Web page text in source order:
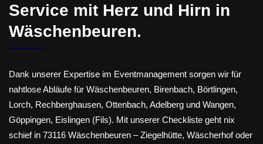
Service mit Herz und Hirn in
Wäschenbeuren.
Dank unserer Expertise im Eventmanagement sorgen wir für
nahtlose Abläufe für Wäschenbeuren, Birenbach, Börtlingen,
Lorch, Rechberghausen, Ottenbach, Adelberg und Wangen,
Göppingen, Eislingen (Fils). Mit unserer Checkliste geht nix
schief in 73116 Wäschenbeuren – Ziegelhütte, Wäscherhof oder